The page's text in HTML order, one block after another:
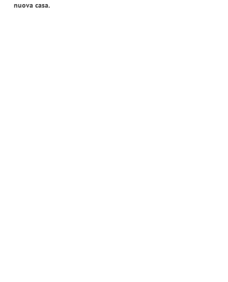
nuova casa.